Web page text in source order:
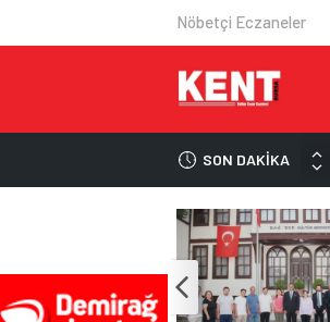
Nöbetçi Eczaneler
SON DAKİKA